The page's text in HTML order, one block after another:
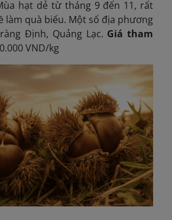
hạt dẻ từ tháng 9 đến 11, rất
làm quà biếu. Một số địa phương
Định, Quảng Lạc. Giá tham
VND/kg